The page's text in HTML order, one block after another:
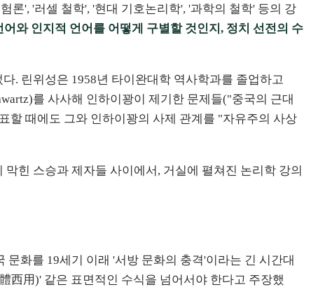
론', '러셀 철학', '현대 기호논리학', '과학의 철학' 등의 강
어와 인지적 언어를 어떻게 구별할 것인지, 정치 선전의 수
. 린위성은 1958년 타이완대학 역사학과를 졸업하고
를 사사해 인하이꽝이 제기한 문제들("중국의 근대
할 때에도 그와 인하이꽝의 사제 관계를 "자유주의 사상
힌 스승과 제자들 사이에서, 거실에 펼쳐진 논리학 강의
화를 19세기 이래 '서방 문화의 충격'이라는 긴 시간대
西用)' 같은 표면적인 수식을 넘어서야 한다고 주장했